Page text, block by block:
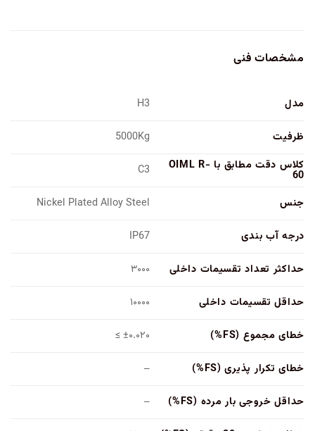
مشخصات فنی
مدل H3
ظرفیت
5000Kg
کلاس دقت مطابق با OIML R-
60
C3
جنس Nickel Plated Alloy Steel
درجه آب بندی IP67
حداکثر تعداد تقسیمات داخلی ۳۰۰۰
حداقل تقسیمات داخلی ۱۰۰۰۰
خطای مجموع (FS%) ±۰.۰۲۰ ≥
خطای تکرار پذیری (FS%) –
حداقل خروجی بار مرده (FS%) –